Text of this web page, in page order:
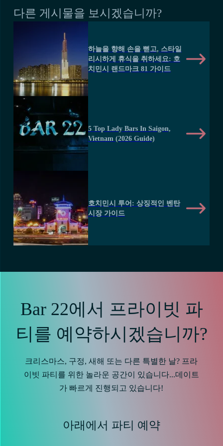
다른 게시물을 보시겠습니까?
하늘을 향해 손을 뻗고, 스타일
리시하게 휴식을 취하세요: 호
치민시 랜드마크 81 가이드
5 Top Lady Bars In Saigon,
Vietnam (2026 Guide)
호치민시 투어: 상징적인 벤탄
시장 가이드
Bar 22에서 프라이빗 파
티를 예약하시겠습니까?
크리스마스, 구정, 새해 또는 다른 특별한 날? 프라
이빗 파티를 위한 놀라운 공간이 있습니다...데이트
가 빠르게 진행되고 있습니다!
아래에서 파티 예약